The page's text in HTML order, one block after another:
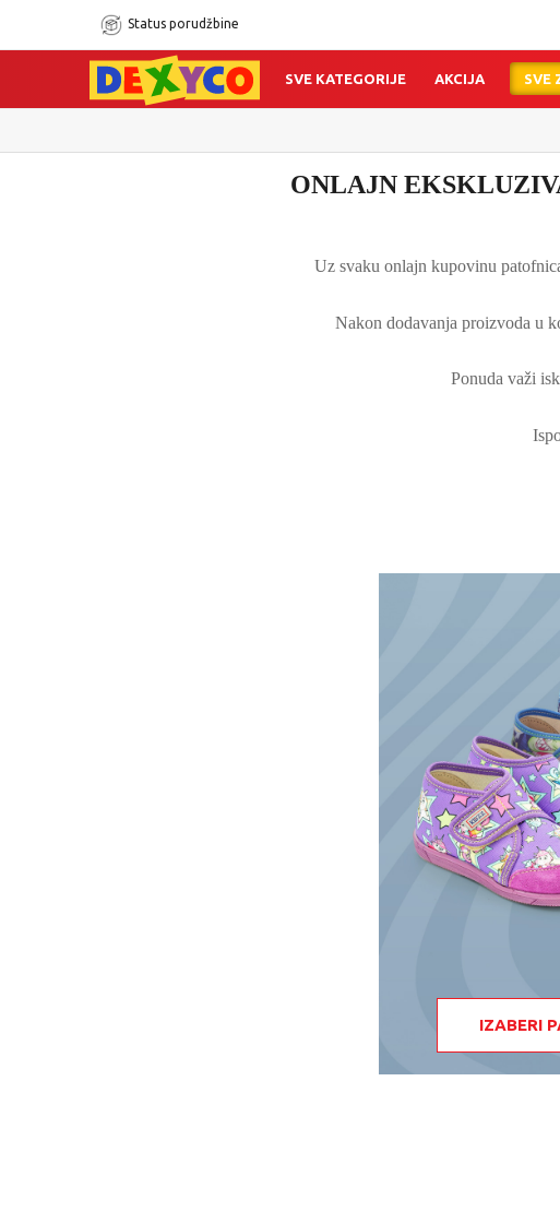
Status porudžbine
SVE KATEGORIJE AKCIJA SVE
ONLAJN
Uz svaku onlajn kupovinu
Nakon dodavanja proizvoda u
Ponuda važi
IZABERI